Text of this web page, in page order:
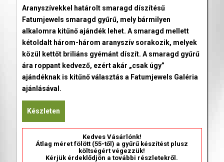
Aranyszívekkel határolt smaragd díszítésű
Fatumjewels smaragd gyűrű, mely bármilyen
alkalomra kitűnő ajándék lehet. A smaragd mellett
kétoldalt három-három aranyszív sorakozik, melyek
közül kettőt briliáns gyémánt díszít. A smaragd gyűrű
ára roppant kedvező, ezért akár „csak úgy”
ajándéknak is kitűnő választás a Fatumjewels Galéria
ajánlásával.
Készleten
Kedves Vásárlónk!
Átlag méret fölött (55-től) a gyűrű készítést plusz
költségért végezzük!
Kérjük érdeklődjön a további részletekről.